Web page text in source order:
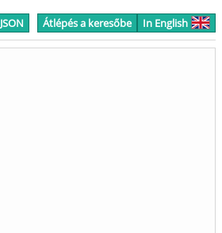
JSON Átlépés a keresőbe In English